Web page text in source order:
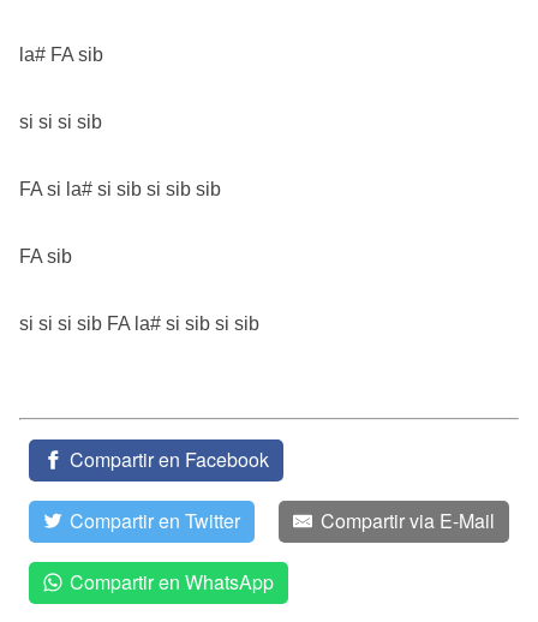
la# FA sib
si si si sib
FA si la# si sib si sib sib
FA sib
si si si sib FA la# si sib si sib
Compartir en Facebook
Compartir en Twitter Compartir via E-Mail
Compartir en WhatsApp